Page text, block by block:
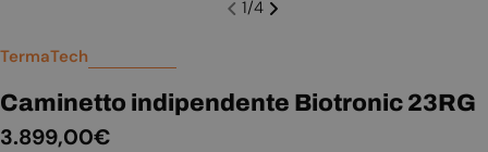
1/4
TermaTech
Caminetto indipendente Biotronic 23RG
Prezzo
3.899,00€